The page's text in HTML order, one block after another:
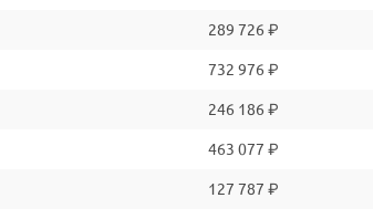
289 726 ₽
732 976 ₽
246 186 ₽
463 077 ₽
127 787 ₽